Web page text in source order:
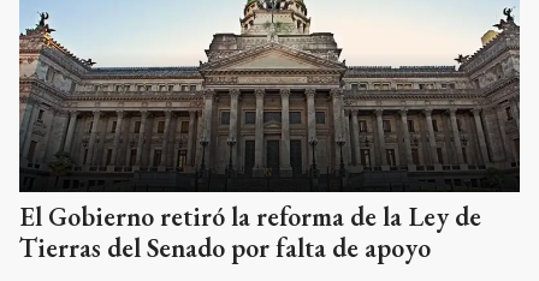
El Gobierno retiró la reforma de la Ley de
Tierras del Senado por falta de apoyo